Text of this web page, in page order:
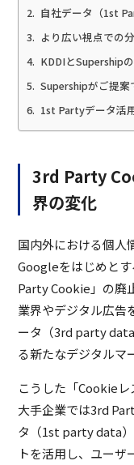
自社データ（1st
より広い視点での
KDDIとSupership
Supershipがご提案
1st Partyデータ活
3rd Party
界の変化
国内外における個人
Googleをはじめと
Party Cookie」の廃
業界やデジタル広告
ータ（3rd party
る新たなデジタルマ
こうした「Cookieレ
大手企業では3rd
タ（1st party data
トを活用し、ユー